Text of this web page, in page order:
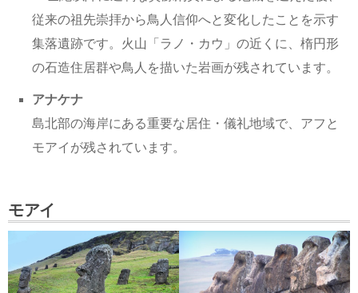
従来の祖先崇拝から鳥人信仰へと変化したことを示す
集落遺跡です。火山「ラノ・カウ」の近くに、楕円形
の石造住居群や鳥人を描いた岩画が残されています。
アナケナ
島北部の海岸にある重要な居住・儀礼地域で、アフと
モアイが残されています。
モアイ